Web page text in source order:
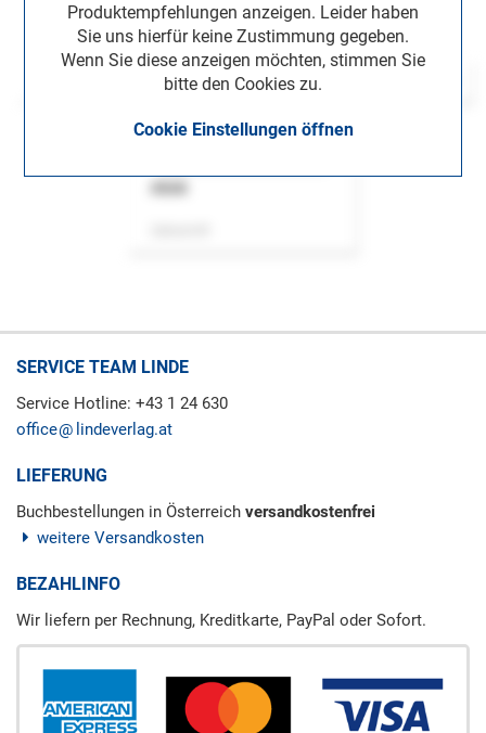
Produktempfehlungen anzeigen. Leider haben
Sie uns hierfür keine Zustimmung gegeben.
Wenn Sie diese anzeigen möchten, stimmen Sie
bitte den Cookies zu.
Cookie Einstellungen öffnen
SERVICE TEAM LINDE
Service Hotline: +43 1 24 630
office
lindeverlag.at
LIEFERUNG
Buchbestellungen in Österreich versandkostenfrei
weitere Versandkosten
BEZAHLINFO
Wir liefern per Rechnung, Kreditkarte, PayPal oder Sofort.